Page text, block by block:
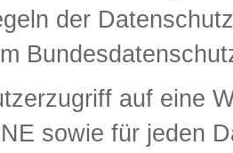
der
auf eine
sowie für jeden